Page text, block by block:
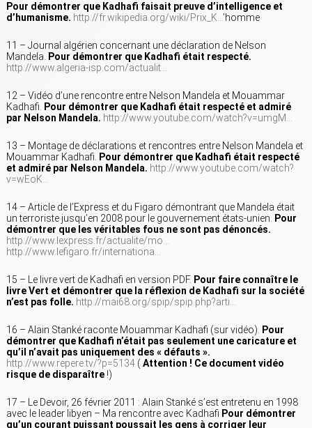
Pour démontrer que Kadhafi faisait preuve d’intelligence et
d’humanisme. http://fr.wikipedia.org/wiki/Prix_K… ’homme
11 – Journal algérien concernant une déclaration de Nelson
Mandela.
Pour démontrer que Kadhafi était respecté.
http://www.algeria-isp.com/actualit…
12 – Vidéo d’une rencontre entre Nelson Mandela et Mouammar
Kadhafi.
Pour démontrer que Kadhafi était respecté et admiré
par Nelson Mandela. http://www.youtube.com/watch?v=umgM…
13 – Montage de déclarations et rencontres entre Nelson Mandela et
Mouammar Kadhafi.
Pour démontrer que Kadhafi était respecté
et admiré par Nelson Mandela. http://www.youtube.com/watch?
v=wEoK…
14 – Article de l’Express et du Figaro démontrant que Mandela était
un terroriste jusqu’en 2008 pour le gouvernement états-unien.
Pour
démontrer que les véritables fous ne sont pas dénoncés.
http://www.lexpress.fr/actualite/mo…
http://www.lefigaro.fr/internationa…
15 – Le livre vert de Kadhafi en version PDF. Pour faire connaître le
livre Vert et démontrer que la réflexion de Kadhafi sur la société
n’est pas folle. http://mai68.org/spip/spip.php?arti…
16 – Alain Stanké raconte Mouammar Kadhafi (sur vidéo).
Pour
démontrer que Kadhafi n’était pas seulement une caricature et
qu’il n’avait pas uniquement des « défauts ».
http://www.repere.tv/?p=5134 ( Attention ! Ce document vidéo
risque de disparaître !)
17 – Le Devoir, 26 février 2011 : Alain Stanké s’est entretenu en 1998
avec le leader libyen – Ma rencontre avec Kadhafi Pour démontrer
qu’un courant puissant poussait les gens à corriger leur